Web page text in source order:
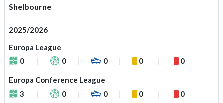
Shelbourne
2025/2026
Europa League
0
0 0 0 0
Europa Conference League
3
0 0 0 0